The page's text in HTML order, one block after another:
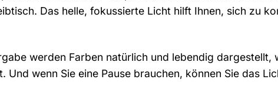
Das helle, fokussierte Licht hilft Ihnen, sich zu
werden Farben natürlich und lebendig
Und wenn Sie eine Pause brauchen, können Sie das